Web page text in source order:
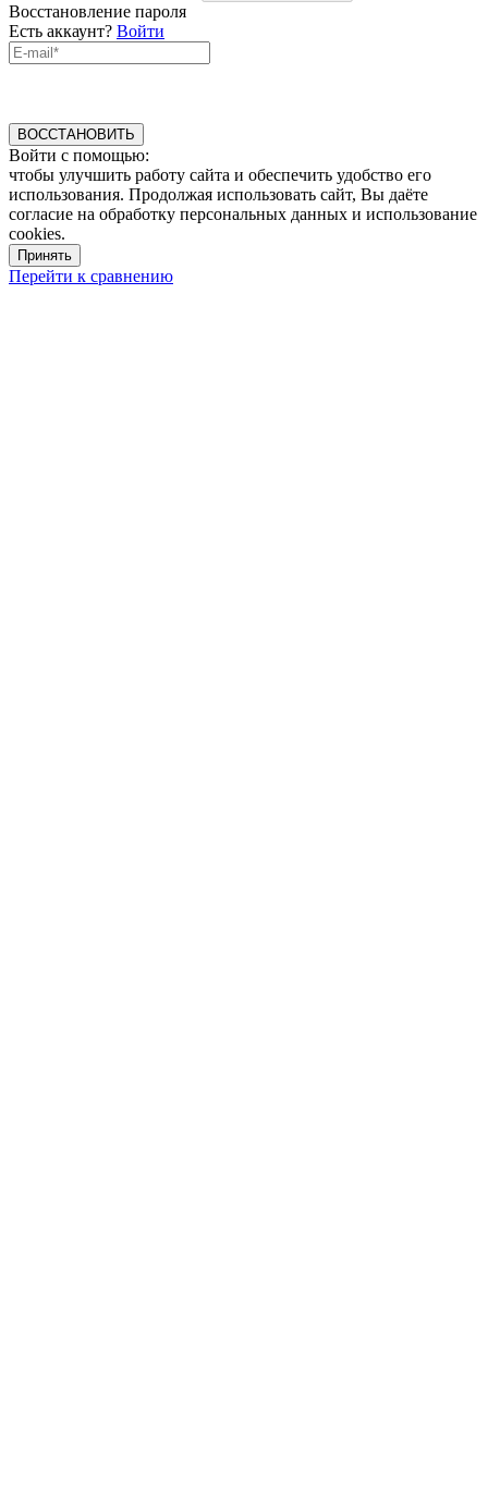
Восстановление пароля
Есть аккаунт? Войти
ВОССТАНОВИТЬ
Войти с помощью:
чтобы улучшить работу сайта и обеспечить удобство его
использования. Продолжая использовать сайт, Вы даёте
согласие на обработку персональных данных и использование
cookies.
Принять
Перейти к сравнению